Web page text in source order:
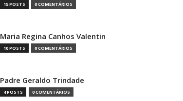
15 POSTS 0 COMENTÁRIOS
Maria Regina Canhos Valentin
10 POSTS 0 COMENTÁRIOS
Padre Geraldo Trindade
4 POSTS 0 COMENTÁRIOS